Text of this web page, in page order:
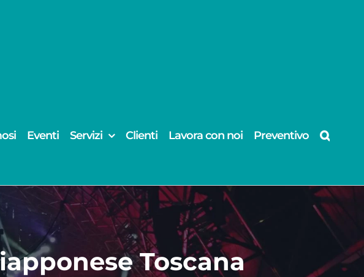
Eventi Servizi Clienti Lavora con noi Preventivo
Toscana